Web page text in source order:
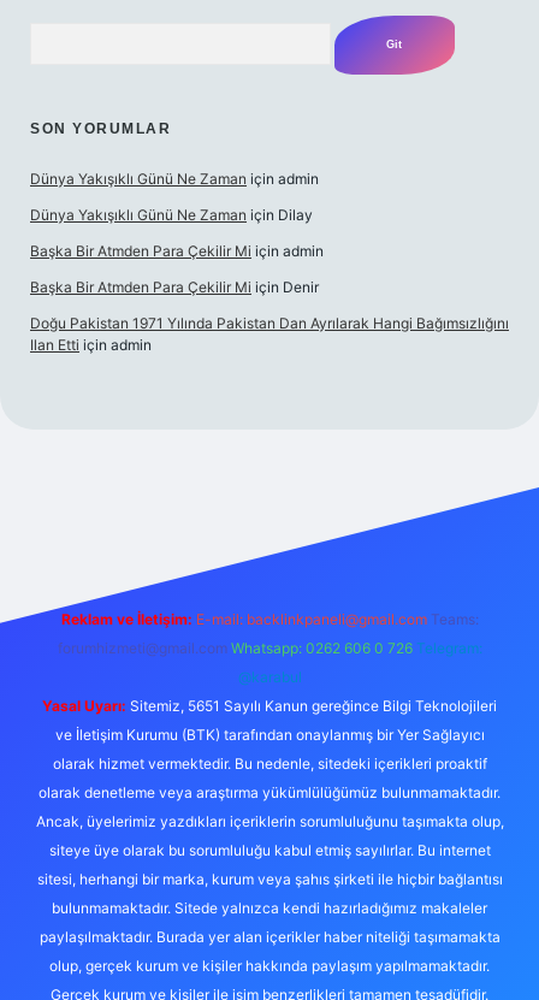
SON YORUMLAR
Dünya Yakışıklı Günü Ne Zaman için admin
Dünya Yakışıklı Günü Ne Zaman için Dilay
Başka Bir Atmden Para Çekilir Mi için admin
Başka Bir Atmden Para Çekilir Mi için Denir
Doğu Pakistan 1971 Yılında Pakistan Dan Ayrılarak Hangi Bağımsızlığını
Ilan Etti için admin
Reklam ve İletişim: E-mail: backlinkpaneli@gmail.com Teams:
forumhizmeti@gmail.com Whatsapp: 0262 606 0 726 Telegram:
@karabul
Yasal Uyarı: Sitemiz, 5651 Sayılı Kanun gereğince Bilgi Teknolojileri
ve İletişim Kurumu (BTK) tarafından onaylanmış bir Yer Sağlayıcı
olarak hizmet vermektedir. Bu nedenle, sitedeki içerikleri proaktif
olarak denetleme veya araştırma yükümlülüğümüz bulunmamaktadır.
Ancak, üyelerimiz yazdıkları içeriklerin sorumluluğunu taşımakta olup,
siteye üye olarak bu sorumluluğu kabul etmiş sayılırlar. Bu internet
sitesi, herhangi bir marka, kurum veya şahıs şirketi ile hiçbir bağlantısı
bulunmamaktadır. Sitede yalnızca kendi hazırladığımız makaleler
paylaşılmaktadır. Burada yer alan içerikler haber niteliği taşımamakta
olup, gerçek kurum ve kişiler hakkında paylaşım yapılmamaktadır.
Gerçek kurum ve kişiler ile isim benzerlikleri tamamen tesadüfidir.